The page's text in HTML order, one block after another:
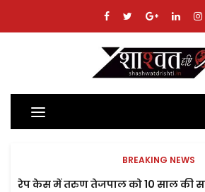
Toggle
navigation
BREAKING NEWS
रेप केस में तरुण तेजपाल को 10 साल की